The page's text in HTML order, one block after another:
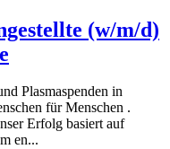
(w/m/d)
Plasmaspenden in
für Menschen .
Erfolg basiert auf
en...